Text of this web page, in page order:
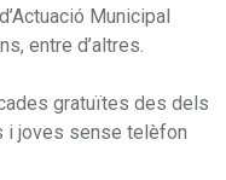
Municipal
entre d’altres.
gratuïtes des dels
i joves sense telèfon